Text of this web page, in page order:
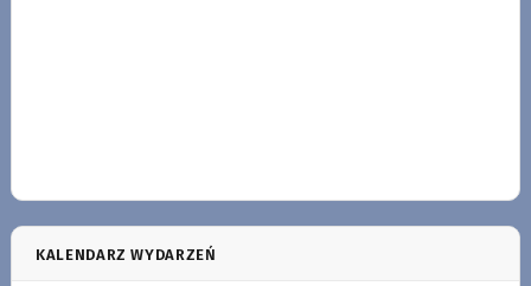
KALENDARZ WYDARZEŃ